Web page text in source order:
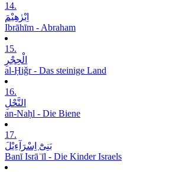
14.
اِبْرٰھِیْمَ
Ibrāhīm - Abraham
15.
الْحِجْرِ
al-Ḥiǧr - Das steinige Land
16.
النَّحْلِ
an-Naḥl - Die Biene
17.
بَنِیْٓ اِسْرَآءِیْلَ
Banī Isrāʾīl - Die Kinder Israels